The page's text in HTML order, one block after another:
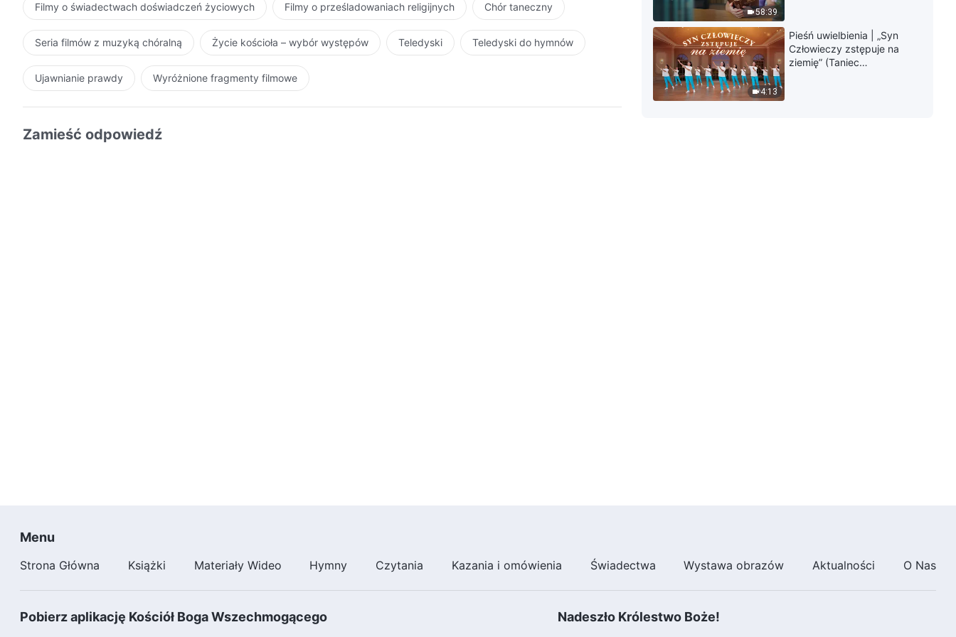
3:23
6:36
Słowo Boże na każdy dzień:
Wcielenie | Fragment 131
Słowo Boże na każdy dzień:
Filmy o świadectwach doświadczeń życiowych Filmy o prześladowaniach religijnych Chór taneczny
Seria filmów z muzyką chóralną Życie kościoła – wybór występów Teledyski Teledyski do hymnów
Ujawnianie prawdy Wyróżnione fragmenty filmowe
Zamieść odpowiedź
58:39
4:13
Pieśń uwielbienia | „Syn
Człowieczy zstępuje na
ziemię” (Taniec
Menu
Strona Główna Książki Materiały Wideo Hymny Czytania Kazania i omówienia Świadectwa Wystawa obrazów Aktualności O Nas
Pobierz aplikację Kościół Boga Wszechmogącego Nadeszło Królestwo Boże!